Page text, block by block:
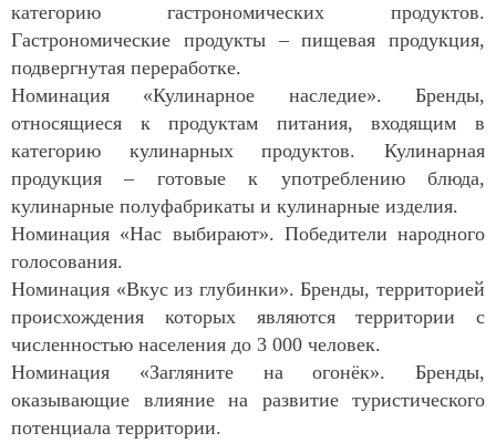
категорию гастрономических продуктов.
Гастрономические продукты – пищевая продукция,
подвергнутая переработке.
Номинация «Кулинарное наследие». Бренды,
относящиеся к продуктам питания, входящим в
категорию кулинарных продуктов. Кулинарная
продукция – готовые к употреблению блюда,
кулинарные полуфабрикаты и кулинарные изделия.
Номинация «Нас выбирают». Победители народного
голосования.
Номинация «Вкус из глубинки». Бренды, территорией
происхождения которых являются территории с
численностью населения до 3 000 человек.
Номинация «Загляните на огонёк». Бренды,
оказывающие влияние на развитие туристического
потенциала территории.